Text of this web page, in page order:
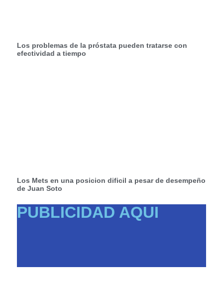
Los problemas de la próstata pueden tratarse con
efectividad a tiempo
Los Mets en una posicion dificil a pesar de desempeño
de Juan Soto
PUBLICIDAD AQUI